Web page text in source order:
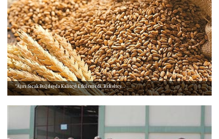
''Aşırı Sıcak Buğdayda Kaliteyi Etkilemedi, Rekoltey...